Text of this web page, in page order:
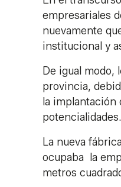
empresariales
nuevamente
institucional y
De igual modo,
provincia,
la
potencialidades.
La nueva
ocupaba la
metros